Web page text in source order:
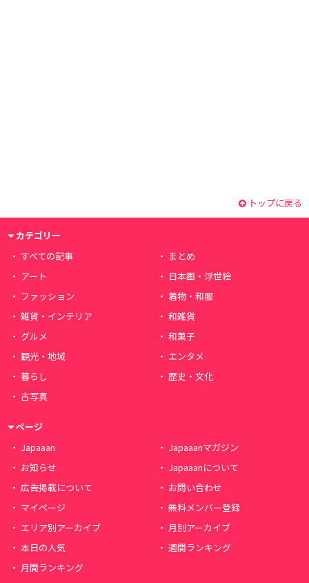
トップに戻る
カテゴリー
すべての記事
まとめ
アート
日本画・浮世絵
ファッション
着物・和服
雑貨・インテリア
和雑貨
グルメ
和菓子
観光・地域
エンタメ
暮らし
歴史・文化
古写真
ページ
Japaaan
Japaaanマガジン
お知らせ
Japaaanについて
広告掲載について
お問い合わせ
マイページ
無料メンバー登録
エリア別アーカイブ
月別アーカイブ
本日の人気
週間ランキング
月間ランキング